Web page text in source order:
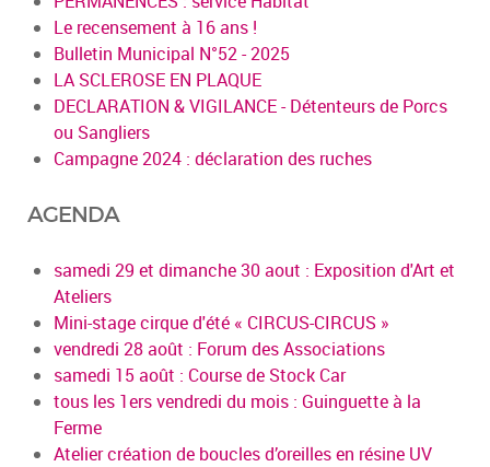
Le recensement à 16 ans !
Bulletin Municipal N°52 - 2025
LA SCLEROSE EN PLAQUE
DECLARATION & VIGILANCE - Détenteurs de Porcs
ou Sangliers
Campagne 2024 : déclaration des ruches
AGENDA
samedi 29 et dimanche 30 aout : Exposition d'Art et
Ateliers
Mini-stage cirque d'été « CIRCUS-CIRCUS »
vendredi 28 août : Forum des Associations
samedi 15 août : Course de Stock Car
tous les 1ers vendredi du mois : Guinguette à la
Ferme
Atelier création de boucles d’oreilles en résine UV